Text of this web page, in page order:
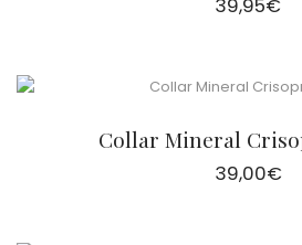
39,95€
Collar Mineral
39,00€